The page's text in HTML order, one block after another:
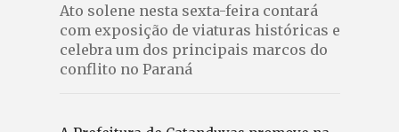
Ato solene nesta sexta-feira contará
com exposição de viaturas históricas e
celebra um dos principais marcos do
conflito no Paraná